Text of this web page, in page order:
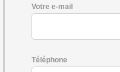
Votre e-mail
Téléphone